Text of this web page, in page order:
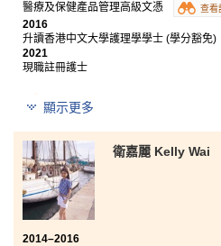
醫療及保健產品管理高級文憑
查看
2016
升讀香港中文大學護理學學士 (學分豁免)
2021
現職註冊護士
完成兩年高級文憑課程後，我
師耐心的指導及同學一起奮鬥
大學的路途更順利。加上課程
我們有紮實的醫療基礎，亦使
明確。「不要小看自己，因為
逆境並不代表失敗，加油！
顯示更多
衛嘉麗 Kelly Wai
2014–2016